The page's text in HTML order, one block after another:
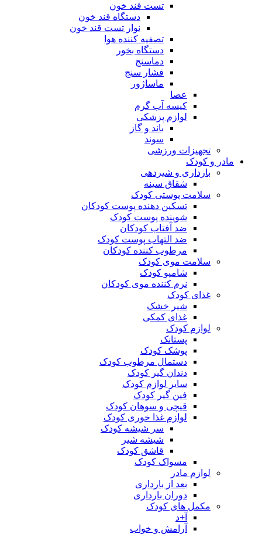
تست قند خون
دستگاه قند خون
نوار تست قند خون
تصفیه کننده هوا
دستگاه بخور
دماسنج
فشار سنج
ماساژور
عصا
کیسه آب گرم
لوازم پزشکی
باند و گاز
سوند
تجهیزات ورزشی
مادر و کودک
بارداری و شیردهی
شقاق سینه
سلامت پوستی کودک
تسکین دهنده پوست کودکان
شوینده پوست کودک
ضد آفتاب کودکان
ضد التهاب پوست کودک
مرطوب کننده کودکان
سلامت موی کودک
شامپو کودک
نرم کننده موی کودکان
غذای کودک
شیر خشک
غذای کمکی
لوازم کودک
پستانک
پوشک کودک
دستمال مرطوب کودک
دندان گیر کودک
سایر لوازم کودک
فین گیر کودک
قیچی و سوهان کودک
لوازم غذا خوری کودک
سر شیشه کودک
شیشه شیر
قاشق کودک
مسواک کودک
لوازم مادر
بعد از بارداری
دوران بارداری
مکمل های کودک
آ+د
آرامش و خواب